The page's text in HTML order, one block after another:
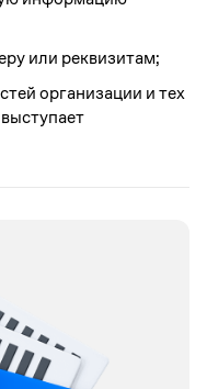
или реквизитам;
организации и тех